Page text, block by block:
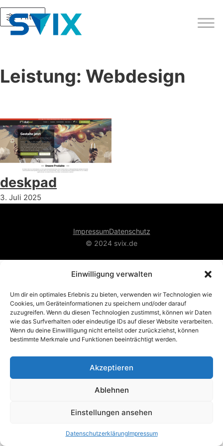
Einwilligung verwalten
Um dir ein optimales Erlebnis zu bieten, verwenden wir Technologien wie
Cookies, um Geräteinformationen zu speichern und/oder darauf
zuzugreifen. Wenn du diesen Technologien zustimmst, können wir Daten
wie das Surfverhalten oder eindeutige IDs auf dieser Website verarbeiten.
Wenn du deine Einwillligung nicht erteilst oder zurückziehst, können
bestimmte Merkmale und Funktionen beeinträchtigt werden.
Akzeptieren
Ablehnen
Einstellungen ansehen
DatenschutzerklärungImpressum
Filter
Leistung: Webdesign
deskpad
3. Juli 2025
© 2024 svix.de
ImpressumDatenschutz